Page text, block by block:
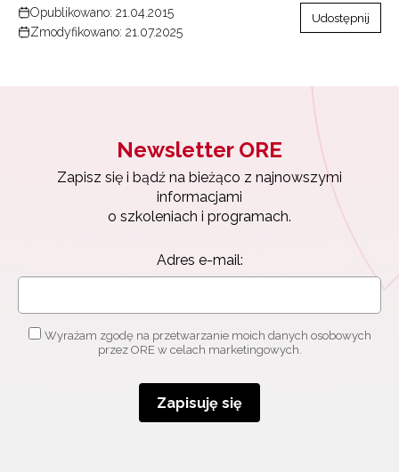
Opublikowano: 21.04.2015
Zmodyfikowano: 21.07.2025
Udostępnij
Newsletter ORE
Zapisz się i bądź na bieżąco z najnowszymi
informacjami
o szkoleniach i programach.
Adres e-mail:
Wyrażam zgodę na przetwarzanie moich danych osobowych
przez ORE w celach marketingowych.
Zapisuję się